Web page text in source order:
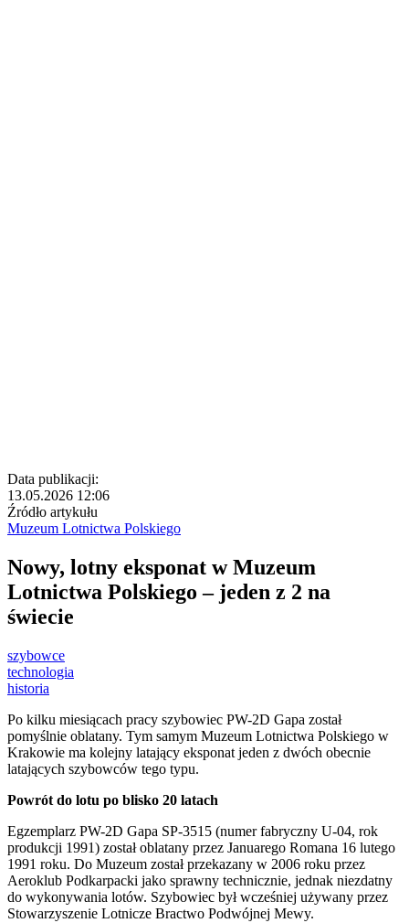
Data publikacji:
13.05.2026 12:06
Źródło artykułu
Muzeum Lotnictwa Polskiego
Nowy, lotny eksponat w Muzeum
Lotnictwa Polskiego – jeden z 2 na
świecie
szybowce
technologia
historia
Po kilku miesiącach pracy szybowiec PW-2D Gapa został
pomyślnie oblatany. Tym samym Muzeum Lotnictwa Polskiego w
Krakowie ma kolejny latający eksponat jeden z dwóch obecnie
latających szybowców tego typu.
Powrót do lotu po blisko 20 latach
Egzemplarz PW-2D Gapa SP-3515 (numer fabryczny U-04, rok
produkcji 1991) został oblatany przez Januarego Romana 16 lutego
1991 roku. Do Muzeum został przekazany w 2006 roku przez
Aeroklub Podkarpacki jako sprawny technicznie, jednak niezdatny
do wykonywania lotów. Szybowiec był wcześniej używany przez
Stowarzyszenie Lotnicze Bractwo Podwójnej Mewy.